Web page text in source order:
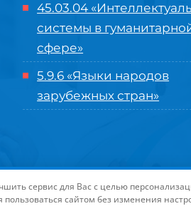
45.03.04 «
системы в
сфере»
5.9.6 «Языки народов
зарубежных стран»
«МИР»| Иконки разработаны студией
сервис для Вас с целью
сайтом без изменения